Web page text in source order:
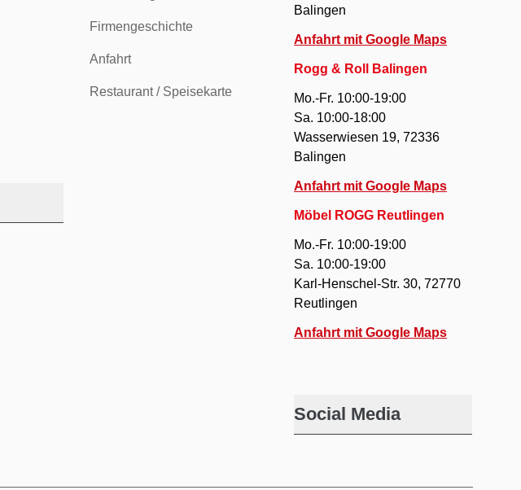
Firmengeschichte
Anfahrt
Restaurant / Speisekarte
Balingen
Anfahrt mit Google Maps
Rogg & Roll Balingen
Mo.-Fr. 10:00-19:00
Sa. 10:00-18:00
Wasserwiesen 19, 72336
Balingen
Anfahrt mit Google Maps
Möbel ROGG Reutlingen
Mo.-Fr. 10:00-19:00
Sa. 10:00-19:00
Karl-Henschel-Str. 30, 72770
Reutlingen
Anfahrt mit Google Maps
Social Media